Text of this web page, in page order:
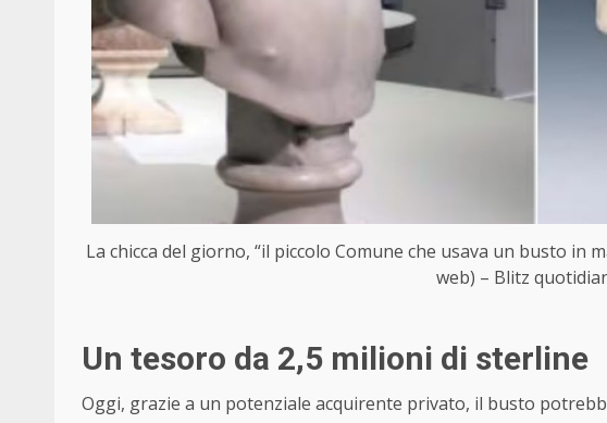
La chicca del giorno, “il piccolo Comune che usava un busto in
web) – Blitz
Un tesoro da 2,5 milioni di sterline
Oggi, grazie a un potenziale acquirente privato, il busto